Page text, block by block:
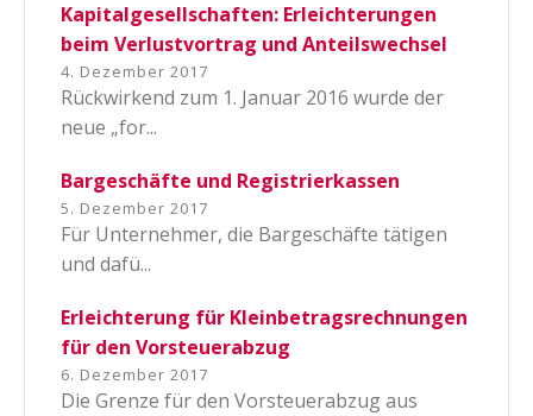
Kapitalgesellschaften: Erleichterungen
beim Verlustvortrag und Anteilswechsel
4. Dezember 2017
Rückwirkend zum 1. Januar 2016 wurde der
neue „for...
Bargeschäfte und Registrierkassen
5. Dezember 2017
Für Unternehmer, die Bargeschäfte tätigen
und dafü...
Erleichterung für Kleinbetragsrechnungen
für den Vorsteuerabzug
6. Dezember 2017
Die Grenze für den Vorsteuerabzug aus